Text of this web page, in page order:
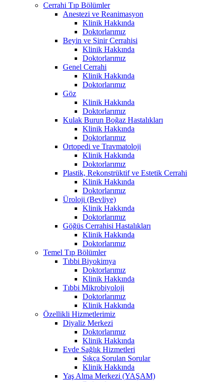
Cerrahi Tıp Bölümler
Anestezi ve Reanimasyon
Klinik Hakkında
Doktorlarımız
Beyin ve Sinir Cerrahisi
Klinik Hakkında
Doktorlarımız
Genel Cerrahi
Klinik Hakkında
Doktorlarımız
Göz
Klinik Hakkında
Doktorlarımız
Kulak Burun Boğaz Hastalıkları
Klinik Hakkında
Doktorlarımız
Ortopedi ve Travmatoloji
Klinik Hakkında
Doktorlarımız
Plastik, Rekonstrüktif ve Estetik Cerrahi
Klinik Hakkında
Doktorlarımız
Üroloji (Bevliye)
Klinik Hakkında
Doktorlarımız
Göğüs Cerrahisi Hastalıkları
Klinik Hakkında
Doktorlarımız
Temel Tıp Bölümler
Tıbbi Biyokimya
Doktorlarımız
Klinik Hakkında
Tıbbi Mikrobiyoloji
Doktorlarımız
Klinik Hakkında
Özellikli Hizmetlerimiz
Diyaliz Merkezi
Doktorlarımız
Klinik Hakkında
Evde Sağlık Hizmetleri
Sıkça Sorulan Sorular
Klinik Hakkında
Yaş Alma Merkezi (YAŞAM)